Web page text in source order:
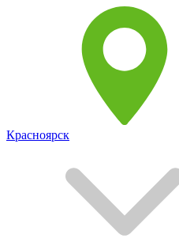
Красноярск